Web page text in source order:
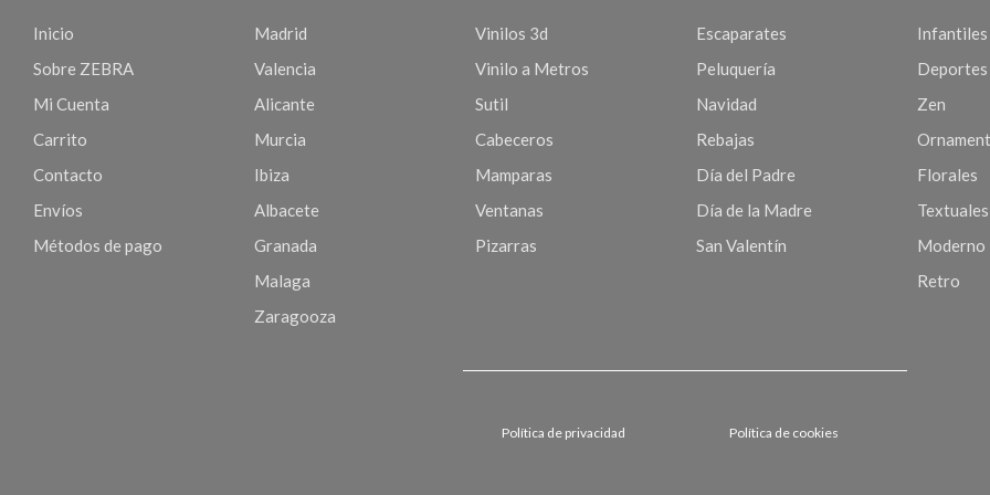
Inicio
Sobre ZEBRA
Mi Cuenta
Carrito
Contacto
Envíos
Métodos de pago
Madrid
Valencia
Alicante
Murcia
Ibiza
Albacete
Granada
Malaga
Zaragooza
Vinilos 3d
Vinilo a Metros
Sutil
Cabeceros
Mamparas
Ventanas
Pizarras
Escaparates
Peluquería
Navidad
Rebajas
Día del Padre
Día de la Madre
San Valentín
Infantiles
Deportes
Zen
Florales
Textuales
Moderno
Retro
Política de privacidad Política de cookies